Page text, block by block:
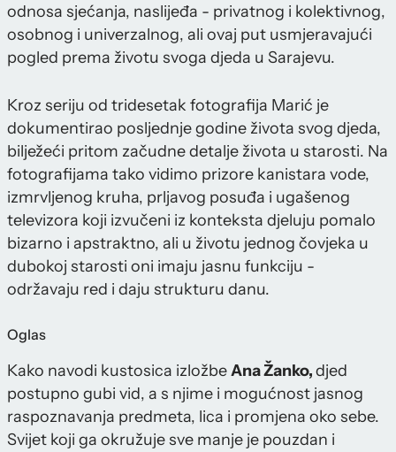
odnosa sjećanja, naslijeđa - privatnog i kolektivnog,
osobnog i univerzalnog, ali ovaj put usmjeravajući
pogled prema životu svoga djeda u Sarajevu.
Kroz seriju od tridesetak fotografija Marić je
dokumentirao posljednje godine života svog djeda,
bilježeći pritom začudne detalje života u starosti. Na
fotografijama tako vidimo prizore kanistara vode,
izmrvljenog kruha, prljavog posuđa i ugašenog
televizora koji izvučeni iz konteksta djeluju pomalo
bizarno i apstraktno, ali u životu jednog čovjeka u
dubokoj starosti oni imaju jasnu funkciju -
održavaju red i daju strukturu danu.
Oglas
Kako navodi kustosica izložbeAna Žanko,djed
postupno gubi vid, a s njime i mogućnost jasnog
raspoznavanja predmeta, lica i promjena oko sebe.
Svijet koji ga okružuje sve manje je pouzdan i